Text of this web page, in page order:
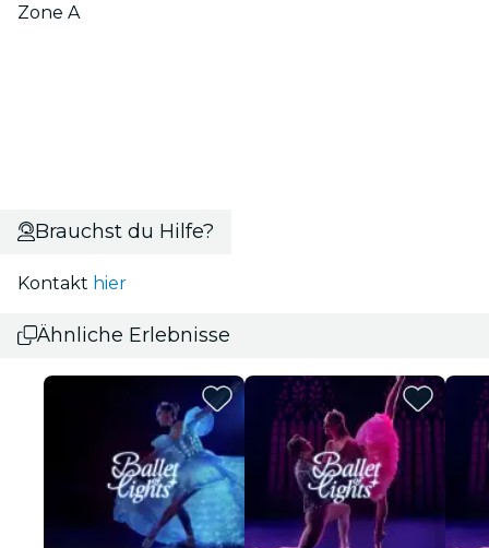
Zone A
Brauchst du Hilfe?
Kontakt hier
Ähnliche Erlebnisse